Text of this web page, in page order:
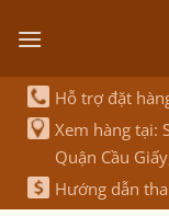
qua
dung
Hỗ trợ đặt
Xem hàng tại:
Quận Cầu
Hướng dẫn